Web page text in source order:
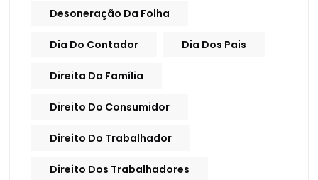
Desoneração Da Folha
Dia Do Contador Dia Dos Pais
Direita Da Família
Direito Do Consumidor
Direito Do Trabalhador
Direito Dos Trabalhadores